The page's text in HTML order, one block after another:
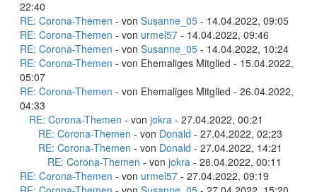
22:40
RE: Corona-Themen - von Susanne_05 - 14.04.2022, 09:05
RE: Corona-Themen - von urmel57 - 14.04.2022, 09:46
RE: Corona-Themen - von Susanne_05 - 14.04.2022, 10:24
RE: Corona-Themen - von Ehemaliges Mitglied - 15.04.2022,
05:07
RE: Corona-Themen - von Ehemaliges Mitglied - 26.04.2022,
04:33
RE: Corona-Themen - von jokra - 27.04.2022, 00:21
RE: Corona-Themen - von Donald - 27.04.2022, 02:23
RE: Corona-Themen - von Donald - 27.04.2022, 14:21
RE: Corona-Themen - von jokra - 28.04.2022, 00:11
RE: Corona-Themen - von urmel57 - 27.04.2022, 09:19